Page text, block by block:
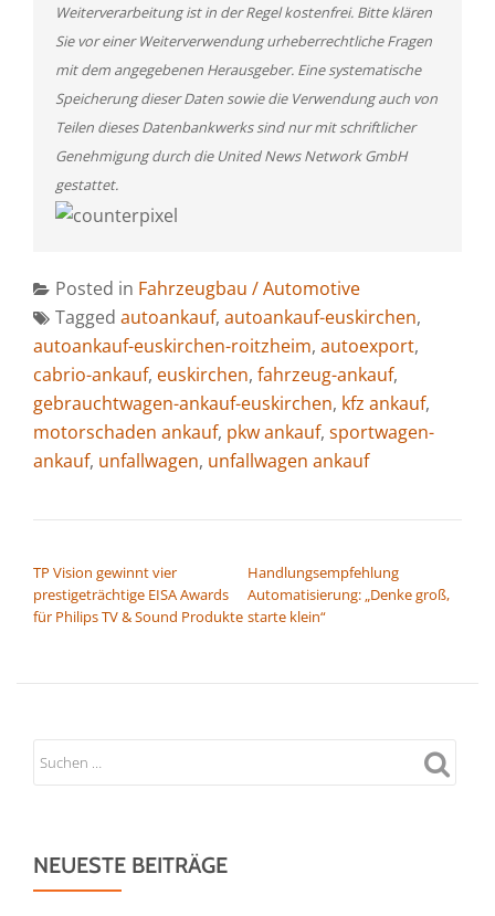
Weiterverarbeitung ist in der Regel kostenfrei. Bitte klären
Sie vor einer Weiterverwendung urheberrechtliche Fragen
mit dem angegebenen Herausgeber. Eine systematische
Speicherung dieser Daten sowie die Verwendung auch von
Teilen dieses Datenbankwerks sind nur mit schriftlicher
Genehmigung durch die United News Network GmbH
gestattet.
Posted in Fahrzeugbau / Automotive
Tagged autoankauf, autoankauf-euskirchen,
autoankauf-euskirchen-roitzheim, autoexport,
cabrio-ankauf, euskirchen, fahrzeug-ankauf,
gebrauchtwagen-ankauf-euskirchen, kfz ankauf,
motorschaden ankauf, pkw ankauf, sportwagen-
ankauf, unfallwagen, unfallwagen ankauf
TP Vision gewinnt vier
prestigeträchtige EISA Awards
für Philips TV & Sound Produkte
Handlungsempfehlung
Automatisierung: „Denke groß,
starte klein“
NEUESTE BEITRÄGE